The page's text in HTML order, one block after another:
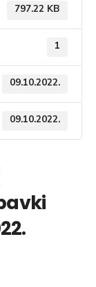
797.22 KB
1
09.10.2022.
09.10.2022.